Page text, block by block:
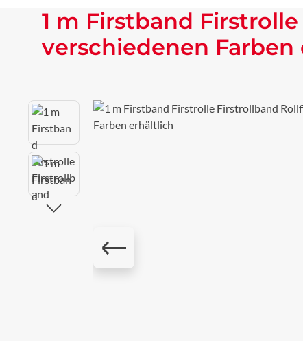
1 m Firstband
verschiedenen
Bildergalerie überspringen